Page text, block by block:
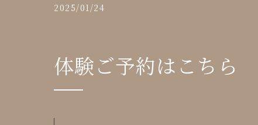
2025/01/24
体験ご予約はこちら